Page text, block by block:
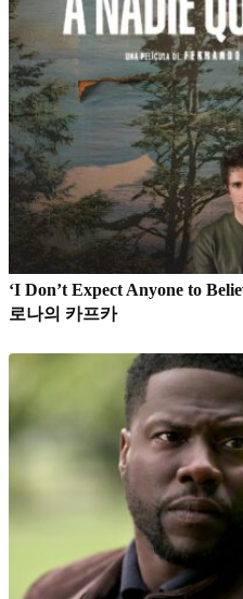
‘I Don’t Expect Anyone to
로나의 카프카